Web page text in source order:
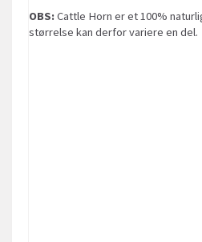
OBS:Cattle Horn er et 100%
størrelse kan derfor variere en del.